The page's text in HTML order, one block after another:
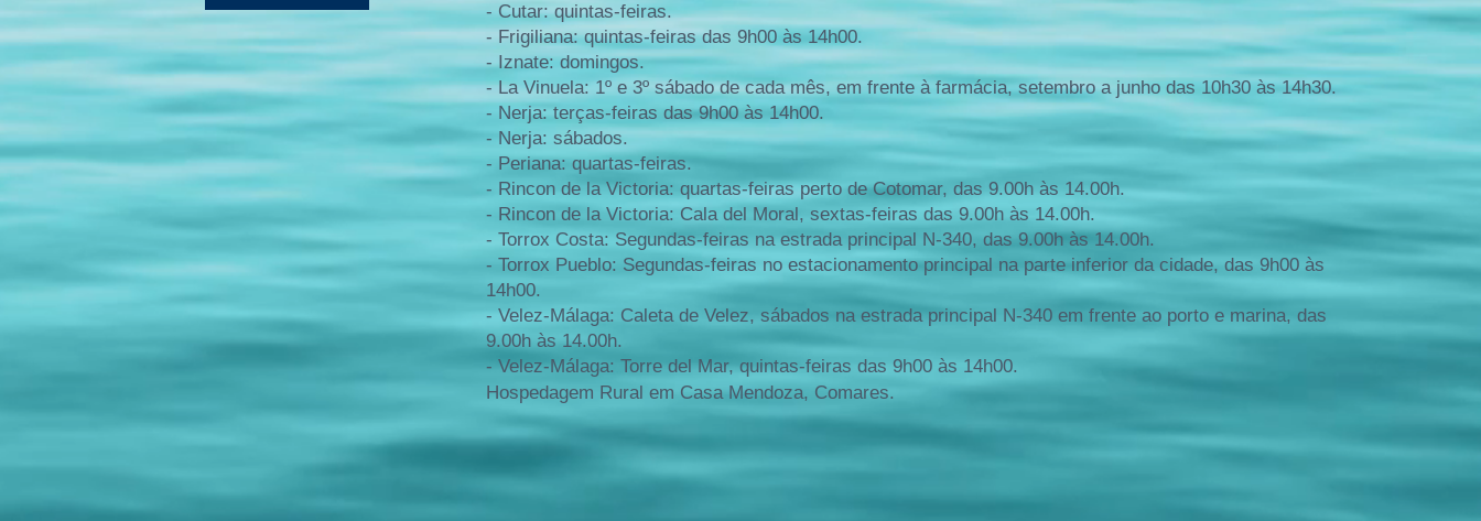
- Cutar: quintas-feiras.
- Frigiliana: quintas-feiras das 9h00 às 14h00.
- Iznate: domingos.
- La Vinuela: 1º e 3º sábado de cada mês, em frente à farmácia, setembro a junho das 10h30 às 14h30.
- Nerja: terças-feiras das 9h00 às 14h00.
- Nerja: sábados.
- Periana: quartas-feiras.
- Rincon de la Victoria: quartas-feiras perto de Cotomar, das 9.00h às 14.00h.
- Rincon de la Victoria: Cala del Moral, sextas-feiras das 9.00h às 14.00h.
- Torrox Costa: Segundas-feiras na estrada principal N-340, das 9.00h às 14.00h.
- Torrox Pueblo: Segundas-feiras no estacionamento principal na parte inferior da cidade, das 9h00 às
14h00.
- Velez-Málaga: Caleta de Velez, sábados na estrada principal N-340 em frente ao porto e marina, das
9.00h às 14.00h.
- Velez-Málaga: Torre del Mar, quintas-feiras das 9h00 às 14h00.
Hospedagem Rural em Casa Mendoza, Comares.